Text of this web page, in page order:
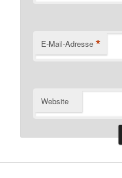
E-Mail-Adresse *
Website